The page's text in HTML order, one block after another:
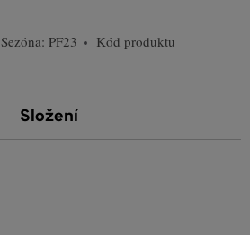
Sezóna: PF23
Kód produktu
Složení